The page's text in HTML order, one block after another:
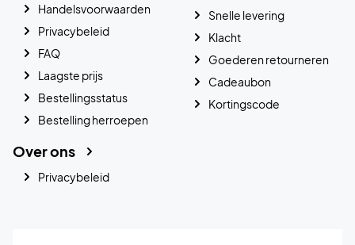
Handelsvoorwaarden
Privacybeleid
FAQ
Laagste prijs
Bestellingsstatus
Bestelling herroepen
Snelle levering
Klacht
Goederen retourneren
Cadeaubon
Kortingscode
Over ons
Privacybeleid